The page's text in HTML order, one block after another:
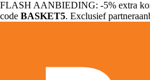
FLASH AANBIEDING: -5% extra
code BASKET5. Exclusief